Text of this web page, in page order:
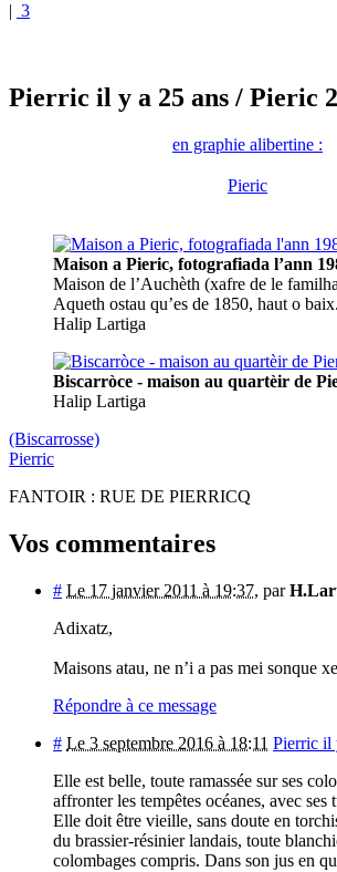
| 3
Pierric il y a 25 ans / Pieric
en graphie alibertine :
Pieric
Maison a Pieric, fotografiada l’ann
Maison de l’Auchèth (xafre de le
Aqueth ostau qu’es de 1850, haut o baix.
Halip Lartiga
Biscarròce - maison au quartèir de
Halip Lartiga
(Biscarrosse)
Pierric
FANTOIR : RUE DE PIERRICQ
Vos commentaires
# Le 17 janvier 2011 à 19:37, par
Adixatz,
Maisons atau, ne n’i a pas mei sonque
Répondre à ce message
# Le 3 septembre 2016 à 18:11 Pierric il
Elle est belle, toute ramassée sur ses
affronter les tempêtes océanes, avec ses
Elle doit être vieille, sans doute en
du brassier-résinier landais, toute
colombages compris. Dans son jus en